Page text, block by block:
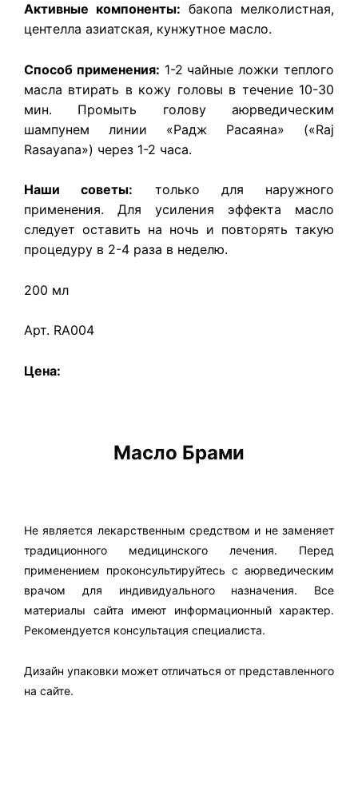
Активные компоненты: бакопа мелколистная,
центелла азиатская, кунжутное масло.
Способ применения: 1-2 чайные ложки теплого
масла втирать в кожу головы в течение 10-30
мин. Промыть голову аюрведическим
шампунем линии «Радж Расаяна» («Raj
Rasayana») через 1-2 часа.
Наши советы: только для наружного
применения. Для усиления эффекта масло
следует оставить на ночь и повторять такую
процедуру в 2-4 раза в неделю.
200 мл
Арт. RA004
Цена:
Масло Брами
Не является лекарственным средством и не заменяет
традиционного медицинского лечения. Перед
применением проконсультируйтесь с аюрведическим
врачом для индивидуального назначения. Все
материалы сайта имеют информационный характер.
Рекомендуется консультация специалиста.
Дизайн упаковки может отличаться от представленного
на сайте.